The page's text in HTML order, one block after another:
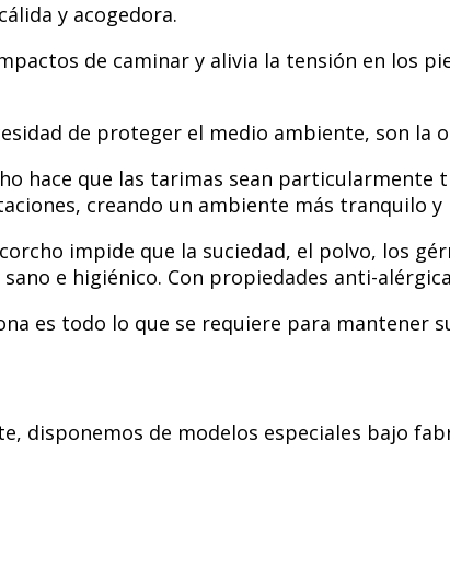
y acogedora.
de caminar y alivia la tensión en los
de proteger el medio ambiente, son la
hace que las tarimas sean particularmente
creando un ambiente más tranquilo y
impide que la suciedad, el polvo, los
e higiénico. Con propiedades anti-
es todo lo que se requiere para mantener
disponemos de modelos especiales bajo